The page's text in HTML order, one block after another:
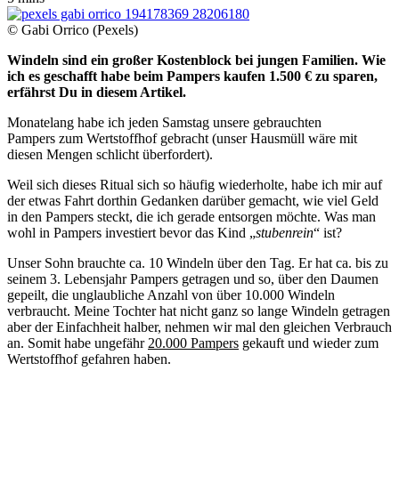
© Gabi Orrico (Pexels)
Windeln sind ein großer Kostenblock bei jungen Familien. Wie
ich es geschafft habe beim Pampers kaufen 1.500 € zu sparen,
erfährst Du in diesem Artikel.
Monatelang habe ich jeden Samstag unsere gebrauchten
Pampers zum Wertstoffhof gebracht (unser Hausmüll wäre mit
diesen Mengen schlicht überfordert).
Weil sich dieses Ritual sich so häufig wiederholte, habe ich mir auf
der etwas Fahrt dorthin Gedanken darüber gemacht, wie viel Geld
in den Pampers steckt, die ich gerade entsorgen möchte. Was man
wohl in Pampers investiert bevor das Kind „stubenrein“ ist?
Unser Sohn brauchte ca. 10 Windeln über den Tag. Er hat ca. bis zu
seinem 3. Lebensjahr Pampers getragen und so, über den Daumen
gepeilt, die unglaubliche Anzahl von über 10.000 Windeln
verbraucht. Meine Tochter hat nicht ganz so lange Windeln getragen
aber der Einfachheit halber, nehmen wir mal den gleichen Verbrauch
an. Somit habe ungefähr 20.000 Pampers gekauft und wieder zum
Wertstoffhof gefahren haben.